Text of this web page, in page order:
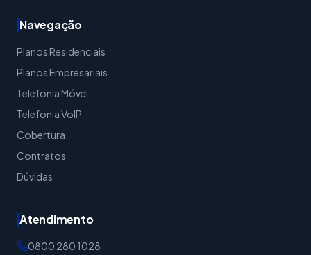
Navegação
Planos Residenciais
Planos Empresariais
Telefonia Móvel
Telefonia VoIP
Cobertura
Contratos
Dúvidas
Atendimento
0800 280 1028